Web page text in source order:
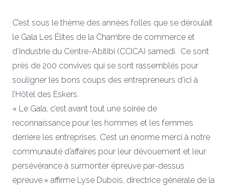
C’est sous le thème des années folles que se déroulait
le Gala Les Élites de la Chambre de commerce et
d’industrie du Centre-Abitibi (CCICA) samedi. Ce sont
près de 200 convives qui se sont rassemblés pour
souligner les bons coups des entrepreneurs d’ici à
l’Hôtel des Eskers.
« Le Gala, c’est avant tout une soirée de
reconnaissance pour les hommes et les femmes
derrière les entreprises. C’est un énorme merci à notre
communauté d’affaires pour leur dévouement et leur
persévérance à surmonter épreuve par-dessus
épreuve.» affirme Lyse Dubois, directrice générale de la